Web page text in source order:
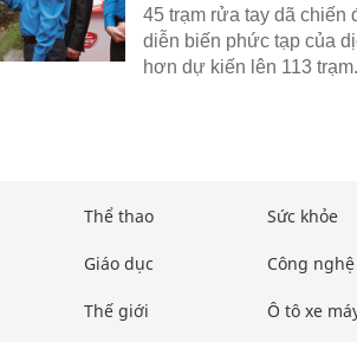
45 trạm rửa tay dã chiến
diễn biến phức tạp của
hơn dự kiến lên 113 trạm.
Thể thao
Giáo dục
Thế giới
Sức khỏe
Công nghệ
Ô tô xe